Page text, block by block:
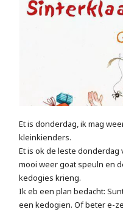
Et is donderdag, ik mag
kleinkienders.
Et is ok de leste
mooi weer goat speuln en
kedogies krieng.
Ik eb een plan bedacht:
een kedogien. Of beter e-